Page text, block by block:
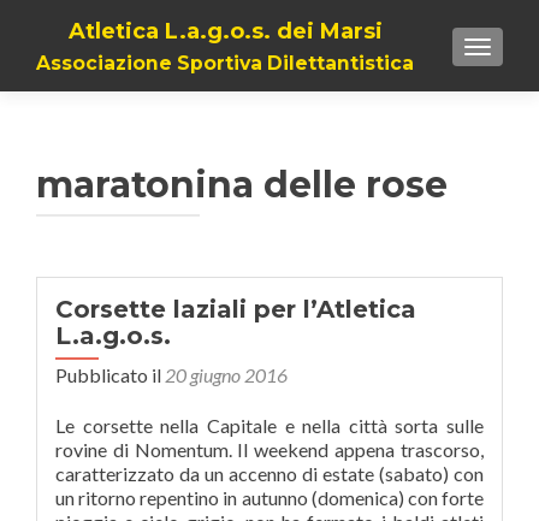
Atletica L.a.g.o.s. dei Marsi
Associazione Sportiva Dilettantistica
maratonina delle rose
Corsette laziali per l’Atletica
L.a.g.o.s.
Pubblicato il 20 giugno 2016
Le corsette nella Capitale e nella città sorta sulle
rovine di Nomentum. Il weekend appena trascorso,
caratterizzato da un accenno di estate (sabato) con
un ritorno repentino in autunno (domenica) con forte